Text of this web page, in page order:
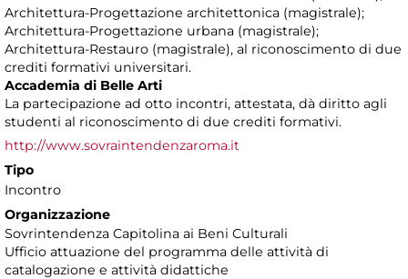
Architettura-Progettazione architettonica (magistrale);
Architettura-Progettazione urbana (magistrale);
Architettura-Restauro (magistrale), al riconoscimento di due
crediti formativi universitari.
Accademia di Belle Arti
La partecipazione ad otto incontri, attestata, dà diritto agli
studenti al riconoscimento di due crediti formativi.
http://www.sovraintendenzaroma.it
Tipo
Incontro
Organizzazione
Sovrintendenza Capitolina ai Beni Culturali
Ufficio attuazione del programma delle attività di
catalogazione e attività didattiche